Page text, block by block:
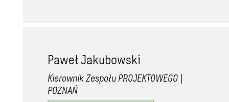
Paweł Jakubowski
Kierownik Zespołu PROJEKTOWEGO |
POZNAŃ